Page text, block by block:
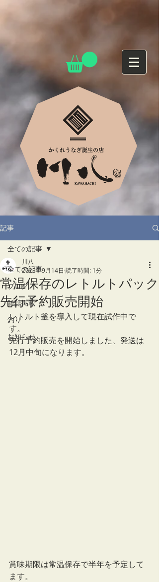
記事
全ての記事
ブログ
雑誌掲載
釣り
お知らせ
全ての記事
常温保存のレトルトパック
先行予約販売開始
川八
2023年9月14日 読了時間: 1分
レトルト釜を導入して現在試作中で
す。
先行予約販売を開始しました、発送は
12月中旬になります。
賞味期限は常温保存で半年を予定して
ます。